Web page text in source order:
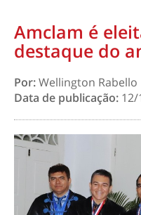
Amclam é
destaque do
Por:Wellington Rabello
Data de publicação: 12/